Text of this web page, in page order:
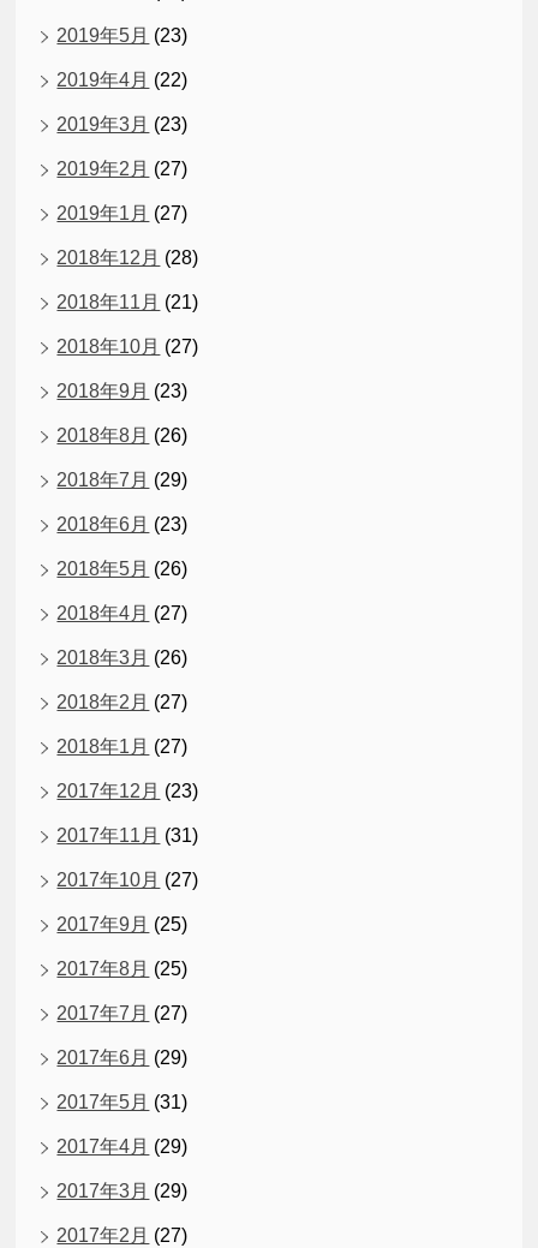
2019年5月 (23)
2019年4月 (22)
2019年3月 (23)
2019年2月 (27)
2019年1月 (27)
2018年12月 (28)
2018年11月 (21)
2018年10月 (27)
2018年9月 (23)
2018年8月 (26)
2018年7月 (29)
2018年6月 (23)
2018年5月 (26)
2018年4月 (27)
2018年3月 (26)
2018年2月 (27)
2018年1月 (27)
2017年12月 (23)
2017年11月 (31)
2017年10月 (27)
2017年9月 (25)
2017年8月 (25)
2017年7月 (27)
2017年6月 (29)
2017年5月 (31)
2017年4月 (29)
2017年3月 (29)
2017年2月 (27)